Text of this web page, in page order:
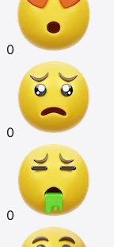
0
0
0